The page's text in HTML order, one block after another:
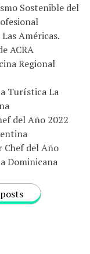
Sostenible del
Américas.
ACRA
Regional
Turística La
del Año 2022
Chef del Año
Dominicana